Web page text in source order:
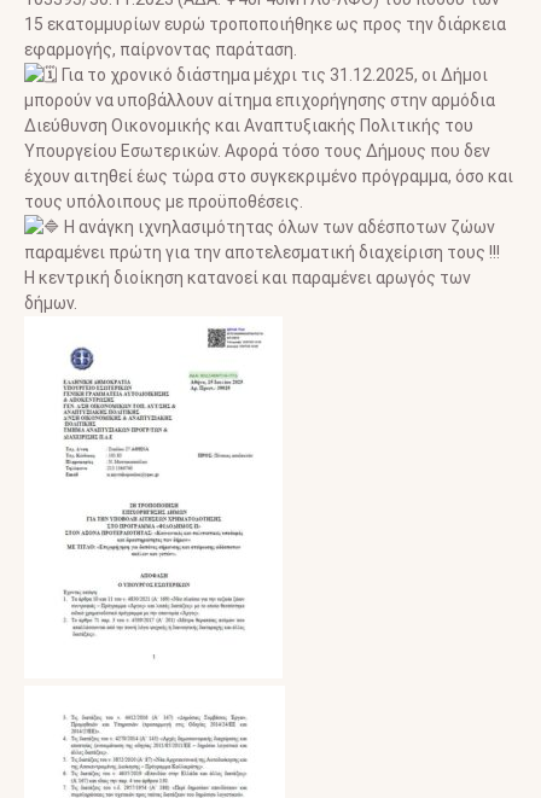
15 εκατομμυρίων ευρώ τροποποιήθηκε ως προς την διάρκεια
εφαρμογής, παίρνοντας παράταση.
Για το χρονικό διάστημα μέχρι τις 31.12.2025, οι Δήμοι
μπορούν να υποβάλλουν αίτημα επιχορήγησης στην αρμόδια
Διεύθυνση Οικονομικής και Αναπτυξιακής Πολιτικής του
Υπουργείου Εσωτερικών. Αφορά τόσο τους Δήμους που δεν
έχουν αιτηθεί έως τώρα στο συγκεκριμένο πρόγραμμα, όσο και
τους υπόλοιπους με προϋποθέσεις.
Η ανάγκη ιχνηλασιμότητας όλων των αδέσποτων ζώων
παραμένει πρώτη για την αποτελεσματική διαχείριση τους !!!
Η κεντρική διοίκηση κατανοεί και παραμένει αρωγός των
δήμων.